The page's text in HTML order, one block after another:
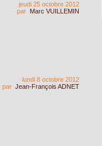
jeudi 25 octobre 2012
par Marc VUILLEMIN
lundi 8 octobre 2012
par Jean-François ADNET